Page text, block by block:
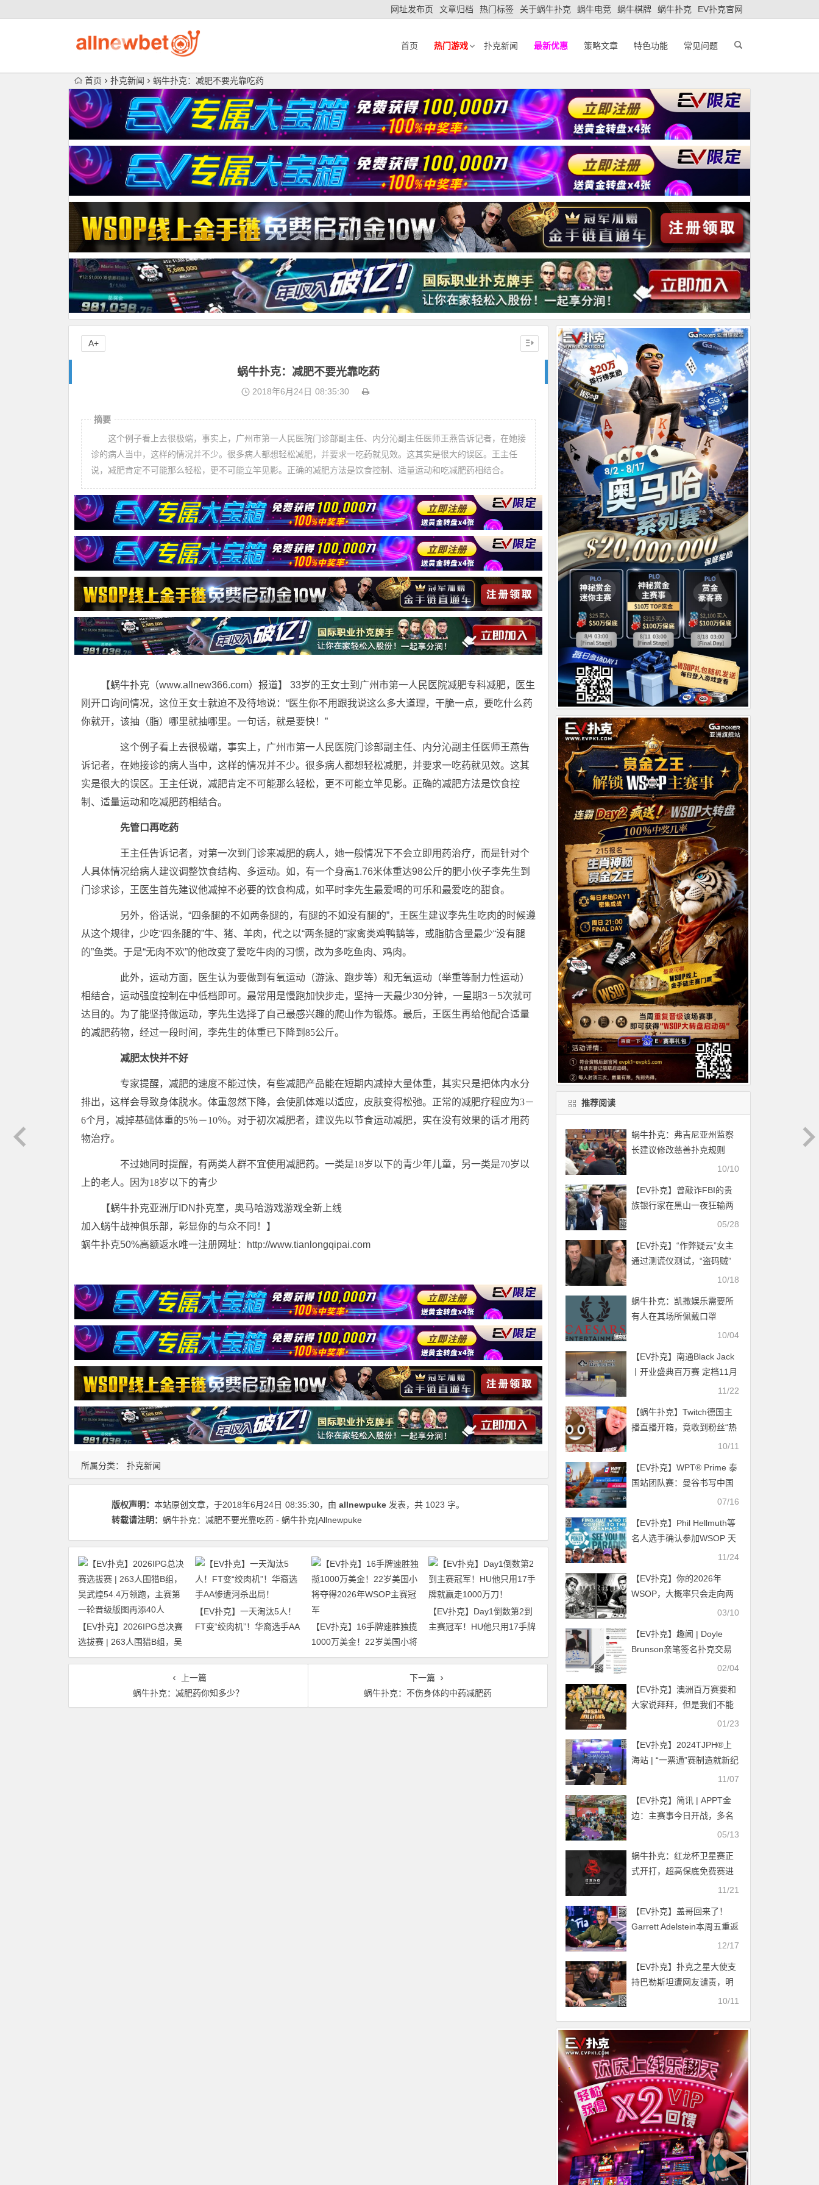
网址发布页 文章归档 热门标签 关于蜗牛扑克 蜗牛电竞 蜗牛棋牌 蜗牛扑克 EV扑克官网
首页 热门游戏 扑克新闻 最新优惠 策略文章 特色功能 常见问题
首页 扑克新闻 蜗牛扑克：减肥不要光靠吃药
蜗牛扑克：减肥不要光靠吃药
2018年6月24日 08:35:30
摘要
这个例子看上去很极端，事实上，广州市第一人民医院门诊部副主任、内分沁副主任医师王燕告诉记者，在她接
诊的病人当中，这样的情况并不少。很多病人都想轻松减肥，并要求一吃药就见效。这其实是很大的误区。王主任
说，减肥肯定不可能那么轻松，更不可能立竿见影。正确的减肥方法是饮食控制、适量运动和吃减肥药相结合。
【蜗牛扑克（www.allnew366.com）报道】 33岁的王女士到广州市第一人民医院减肥专科减肥，医生
刚开口询问情况，这位王女士就迫不及待地说：“医生你不用跟我说这么多大道理，干脆一点，要吃什么药
你就开，该抽（脂）哪里就抽哪里。一句话，就是要快！”
这个例子看上去很极端，事实上，广州市第一人民医院门诊部副主任、内分沁副主任医师王燕告
诉记者，在她接诊的病人当中，这样的情况并不少。很多病人都想轻松减肥，并要求一吃药就见效。这其
实是很大的误区。王主任说，减肥肯定不可能那么轻松，更不可能立竿见影。正确的减肥方法是饮食控
制、适量运动和吃减肥药相结合。
先管口再吃药
王主任告诉记者，对第一次到门诊来减肥的病人，她一般情况下不会立即用药治疗，而是针对个
人具体情况给病人建议调整饮食结构、多运动。如，有一个身高1.76米体重达98公斤的肥小伙子李先生到
门诊求诊，王医生首先建议他减掉不必要的饮食构成，如平时李先生最爱喝的可乐和最爱吃的甜食。
另外，俗话说，“四条腿的不如两条腿的，有腿的不如没有腿的”，王医生建议李先生吃肉的时候遵
从这个规律，少吃“四条腿的”牛、猪、羊肉，代之以“两条腿的”家禽类鸡鸭鹅等，或脂肪含量最少“没有腿
的”鱼类。于是“无肉不欢”的他改变了爱吃牛肉的习惯，改为多吃鱼肉、鸡肉。
此外，运动方面，医生认为要做到有氧运动（游泳、跑步等）和无氧运动（举重等耐力性运动）
相结合，运动强度控制在中低档即可。最常用是慢跑加快步走，坚持一天最少30分钟，一星期3－5次就可
达目的。为了能坚持做运动，李先生选择了自己最感兴趣的爬山作为锻炼。最后，王医生再给他配合适量
的减肥药物，经过一段时间，李先生的体重已下降到85公斤。
减肥太快并不好
专家提醒，减肥的速度不能过快，有些减肥产品能在短期内减掉大量体重，其实只是把体内水分
排出，这样会导致身体脱水。体重忽然下降，会使肌体难以适应，皮肤变得松弛。正常的减肥疗程应为3－
6个月，减掉基础体重的5％－10％。对于初次减肥者，建议先以节食运动减肥，实在没有效果的话才用药
物治疗。
不过她同时提醒，有两类人群不宜使用减肥药。一类是18岁以下的青少年儿童，另一类是70岁以
上的老人。因为18岁以下的青少
【蜗牛扑克亚洲厅IDN扑克室，奥马哈游戏游戏全新上线
加入蜗牛战神俱乐部，彰显你的与众不同！】
蜗牛扑克50%高额返水唯一注册网址：http://www.tianlongqipai.com
A+
所属分类： 扑克新闻
版权声明： 本站原创文章，于2018年6月24日 08:35:30，由 allnewpuke 发表，共 1023 字。
转载请注明： 蜗牛扑克：减肥不要光靠吃药 - 蜗牛扑克|Allnewpuke
【EV扑克】2026IPG总决赛
选拔赛 | 263人围猎B组，吴
武煌54.4万领跑，主赛第一
【EV扑克】一天淘汰5人！
FT变“绞肉机”！华裔选手AA
【EV扑克】16手牌速胜独揽
1000万美金！22岁美国小将
夺得2026年WSOP主赛冠军
【EV扑克】Day1倒数第2到
主赛冠军！HU他只用17手牌
上一篇
蜗牛扑克：减肥药你知多少？
下一篇
蜗牛扑克：不伤身体的中药减肥药
推荐阅读
蜗牛扑克：弗吉尼亚州监察
长建议修改慈善扑克规则
10/10
【EV扑克】曾敲诈FBI的贵
族银行家在黑山一夜狂输两
05/28
【EV扑克】“作弊疑云”女主
通过测谎仪测试，“盗码贼”
10/18
蜗牛扑克：凯撒娱乐需要所
有人在其场所佩戴口罩
10/04
【EV扑克】南通Black Jack
丨开业盛典百万赛 定档11月
23日-27日 保底奖励108W
装
11/22
【蜗牛扑克】Twitch德国主
播直播开箱，竟收到粉丝“热
10/11
【EV扑克】WPT® Prime 泰
国站团队赛：曼谷书写中国
07/16
【EV扑克】Phil Hellmuth等
名人选手确认参加WSOP 天
堂赛 EPT公布2024年五个站
11/24
【EV扑克】你的2026年
WSOP，大概率只会走向两
03/10
【EV扑克】趣闻 | Doyle
Brunson亲笔签名扑克交易
卡以1603美元高价成交02/04
【EV扑克】澳洲百万赛要和
大家说拜拜，但是我们不能
01/23
【EV扑克】2024TJPH®上
海站 | “一票通”赛制造就新纪
录！主赛事共计795人次参
迪分别成C/D组CL
11/07
【EV扑克】简讯 | APPT金
边：主赛事今日开战，多名
05/13
蜗牛扑克：红龙杯卫星赛正
式开打，超高保底免费赛进
11/21
【EV扑克】盖哥回来了！
Garrett Adelstein本周五重返
12/17
【EV扑克】扑克之星大使支
持巴勒斯坦遭网友谴责，明
星牌手是否应该参与政治话
10/11